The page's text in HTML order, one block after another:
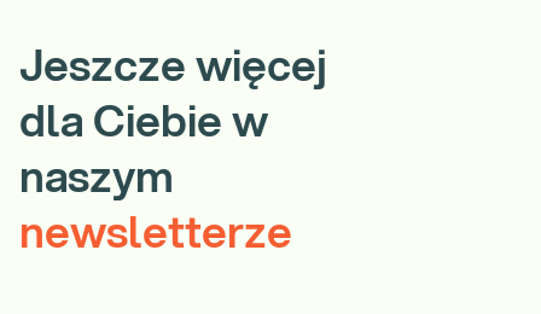
Jeszcze więcej
dla Ciebie w
naszym
newsletterze